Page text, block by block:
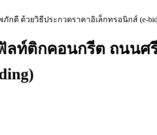
ดี ด้วยวิธีประกวดราคาอิเล็กทรอนิกส์ (e-
ลท์ติกคอนกรีต ถนนศ